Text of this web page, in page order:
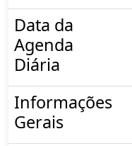
Data da
Agenda
Diária
Informações
Gerais